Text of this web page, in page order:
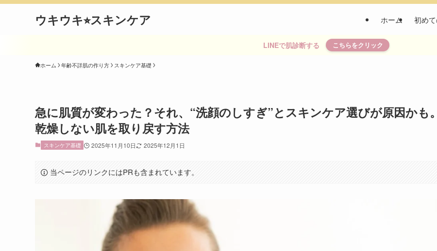
ウキウキ⭐︎スキンケア ホーム 初め
LINEで肌診断する こちらをクリック
ホーム 年齢不詳肌の作り方 スキンケア基礎
急に肌質が変わった？それ、“洗顔のしすぎ”とスキンケア選びが原因かも。
乾燥しない肌を取り戻す方法
スキンケア基礎 2025年11月10日 2025年12月1日
当ページのリンクにはPRも含まれています。